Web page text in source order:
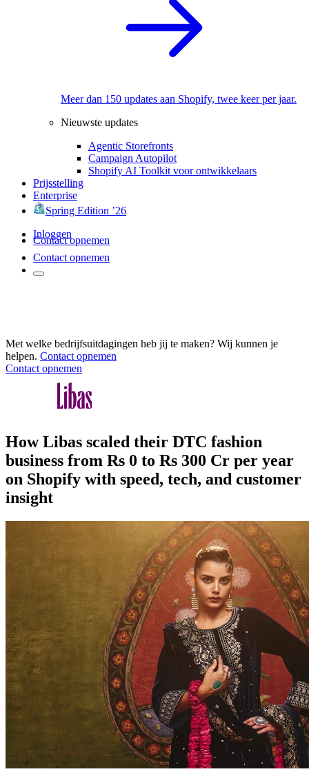
Meer dan 150 updates aan Shopify, twee keer per jaar.
Nieuwste updates
Agentic Storefronts
Campaign Autopilot
Shopify AI Toolkit voor ontwikkelaars
Prijsstelling
Enterprise
Spring Edition ’26
Inloggen
Contact opnemen
Contact opnemen
Met welke bedrijfsuitdagingen heb jij te maken? Wij kunnen je
helpen. Contact opnemen
Contact opnemen
How Libas scaled their DTC fashion
business from Rs 0 to Rs 300 Cr per year
on Shopify with speed, tech, and customer
insight